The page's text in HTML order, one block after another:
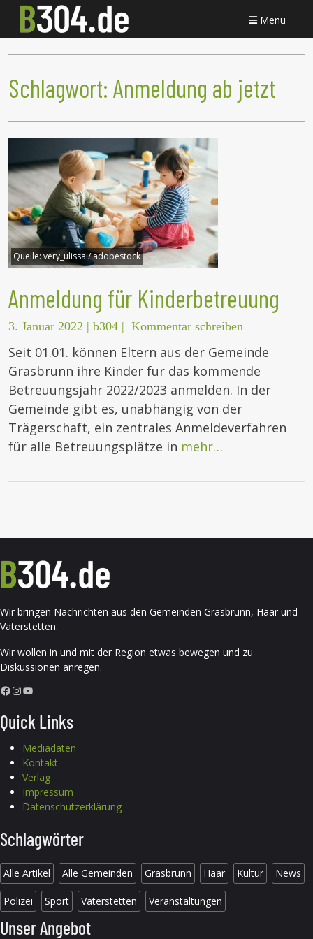
Menü
Schlagwort: Anmeldung ab jetzt
Quelle: very_ulissa / adobestock
Anmeldung für Kinderbetreuung
3. Januar 2022 | b304 | Kommentar schreiben
Seit 01.01. können Eltern aus der Gemeinde
Grasbrunn ihre Kinder für das kommende
Betreuungsjahr 2022/2023 anmelden. In der
Gemeinde gibt es, unabhängig von der
Trägerschaft, ein zentrales Anmeldeverfahren
für alle Betreuungsplätze in mehr…
Wir bringen Nachrichten aus den Gemeinden Grasbrunn, Haar und
Vaterstetten.
Wir wollen in und mit der Region etwas bewegen und zu
Diskussionen anregen.
Facebook InstagramYouTube
Quick Links
Mediadaten
Kontakt
Verlag
Impressum
Datenschutzerklärung
Schlagwörter
Alle Artikel Alle Gemeinden Grasbrunn Haar Kultur News
Polizei Sport Vaterstetten Veranstaltungen
Unser Angebot